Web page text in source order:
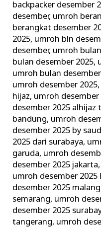
backpacker desember
desember, umroh
berangkat desember
2025, umroh bln
desember, umroh
bulan desember 2025,
umroh bulan
umroh desember 2025,
hijaz, umroh desember
desember 2025 alhijaz
bandung, umroh
desember 2025 by
2025 dari surabaya,
garuda, umroh
desember 2025 jakarta,
umroh desember
desember 2025 malang
semarang, umroh
desember 2025
tangerang, umroh